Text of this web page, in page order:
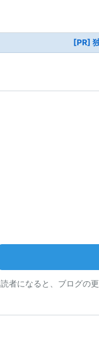
[PR]
読者になると、ブログの